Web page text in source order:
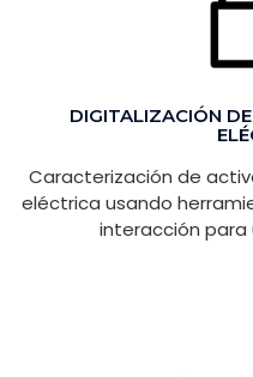
DIGITALIZACIÓN
Caracterización de
eléctrica usando
interacción para